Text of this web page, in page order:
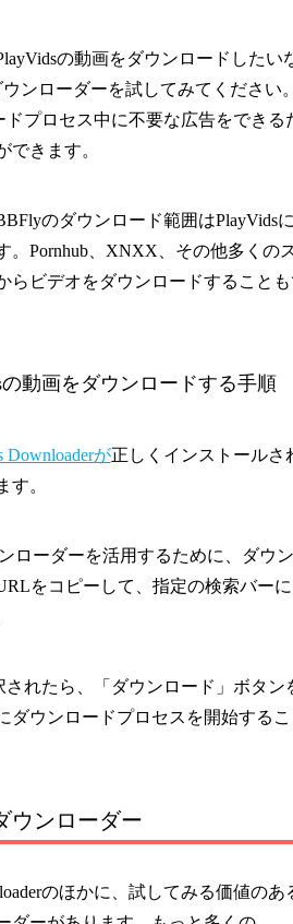
の動画をダウンロードしたい
ウンローダーを試してみてください
プロセス中に不要な広告をできる
できます。
のダウンロード範囲はPlayVids
。Pornhub、XNXX、その他多くの
らビデオをダウンロードすること
動画をダウンロードする手順
Downloaderが正しくインストールさ
す。
ローダーを活用するために、ダウン
をコピーして、指定の検索バーに
されたら、「ダウンロード」ボタン
ダウンロードプロセスを開始する
ウンローダー
のほかに、試してみる価値のあ